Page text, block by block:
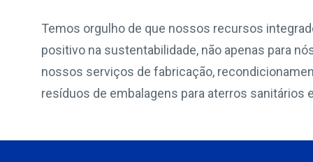
Temos orgulho de que nossos recursos
positivo na sustentabilidade, não apenas para
nossos serviços de fabricação,
resíduos de embalagens para aterros